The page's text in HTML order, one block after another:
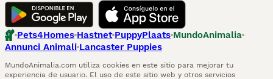
Pets4Homes Hastnet PuppyPlaats MundoAnimalia
Annunci Animali Lancaster Puppies
MundoAnimalia.com utiliza cookies en este sitio para mejorar tu
experiencia de usuario. El uso de este sitio web y otros servicios